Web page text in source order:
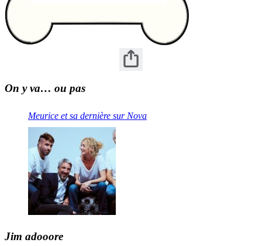
On y va… ou pas
Meurice et sa dernière sur Nova
Jim adooore